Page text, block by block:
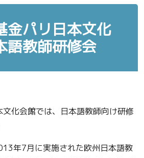
金パリ日本文化
教師研修会
化会館では、日本語教師向け研修
年7月に実施された欧州日本語教